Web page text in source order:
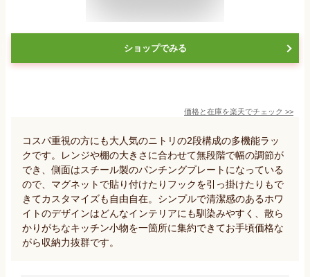
ショップでみる
価格と在庫を楽天でチェック >>
コスパ重視の方にも大人気のニトリの2段構成の多機能ラッ
クです。レンジや棚の大きさに合わせて無段階で幅の調節が
でき、側面はスチール製のパンチングプレートになっている
ので、マグネットで貼り付けたりフックを引っ掛けたりもで
きてカスタマイズも自由自在。シンプルで清潔感のあるホワ
イトのデザインはどんなインテリアにも馴染みやすく、散ら
かりがちなキッチン小物を一箇所に集約できてお手頃価格な
がら収納力抜群です。